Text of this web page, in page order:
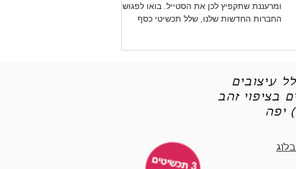
ומרעננת שתקפיץ לכן את הסטייל. בואו לפגוש את
החברות החדשות שלנו, שלל תכשיטי כסף
עיצובים
בציפוי זהב
בלוג